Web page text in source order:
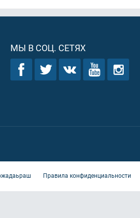
МЫ В СОЦ. СЕТЯХ
Правила конфиденциальности